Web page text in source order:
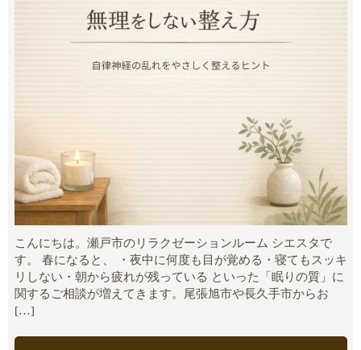
こんにちは。瀬戸市のリラクゼーションルーム シエスタで
す。 春になると、 ・夜中に何度も目が覚める・寝てもスッキ
リしない・朝から疲れが残っている といった「眠りの質」に
関するご相談が増えてきます。尾張旭市や長久手市からお
[…]